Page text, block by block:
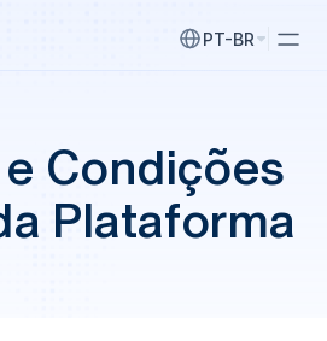
PT-BR
Condições
Plataforma